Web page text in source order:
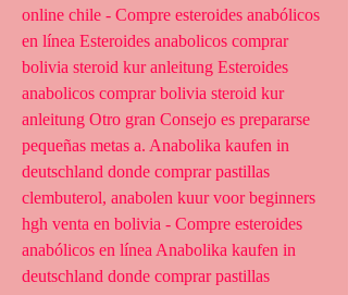
online chile - Compre esteroides anabólicos
en línea Esteroides anabolicos comprar
bolivia steroid kur anleitung Esteroides
anabolicos comprar bolivia steroid kur
anleitung Otro gran Consejo es prepararse
pequeñas metas a. Anabolika kaufen in
deutschland donde comprar pastillas
clembuterol, anabolen kuur voor beginners
hgh venta en bolivia - Compre esteroides
anabólicos en línea Anabolika kaufen in
deutschland donde comprar pastillas